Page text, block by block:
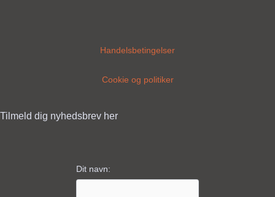
Handelsbetingelser
Cookie og politiker
Tilmeld dig nyhedsbrev her
Dit navn: